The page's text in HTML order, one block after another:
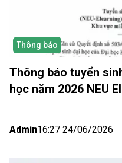
Thông báo
Thông báo tuyển
học năm 2026 NEU
Admin16:27 24/06/2026